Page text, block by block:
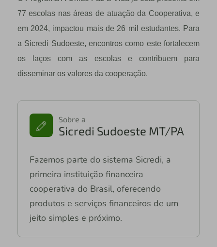
77 escolas nas áreas de atuação da Cooperativa, e
em 2024, impactou mais de 26 mil estudantes. Para
a Sicredi Sudoeste, encontros como este fortalecem
os laços com as escolas e contribuem para
disseminar os valores da cooperação.
Sobre a
Sicredi Sudoeste MT/PA
Fazemos parte do sistema Sicredi, a
primeira instituição financeira
cooperativa do Brasil, oferecendo
produtos e serviços financeiros de um
jeito simples e próximo.